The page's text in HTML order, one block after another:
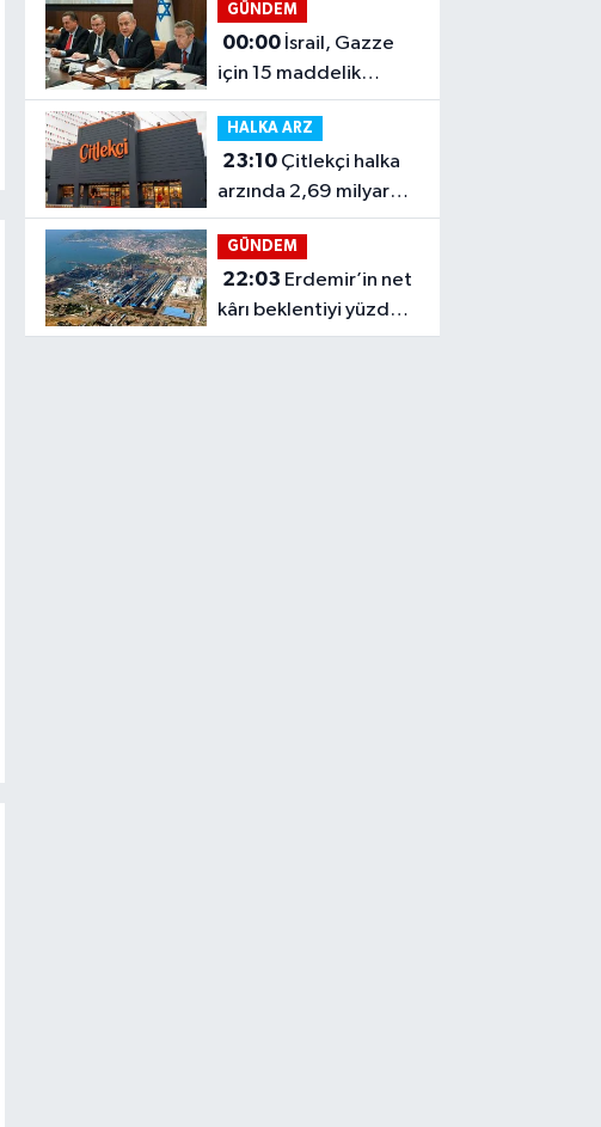
GÜNDEM
00:00
için 15 maddelik
ateşkes planını
reddetti
HALKA ARZ
23:10
arzında 2,69 milyar
TL’lik büyüme planı
GÜNDEM
22:03
kârı beklentiyi yüzde
57 aştı